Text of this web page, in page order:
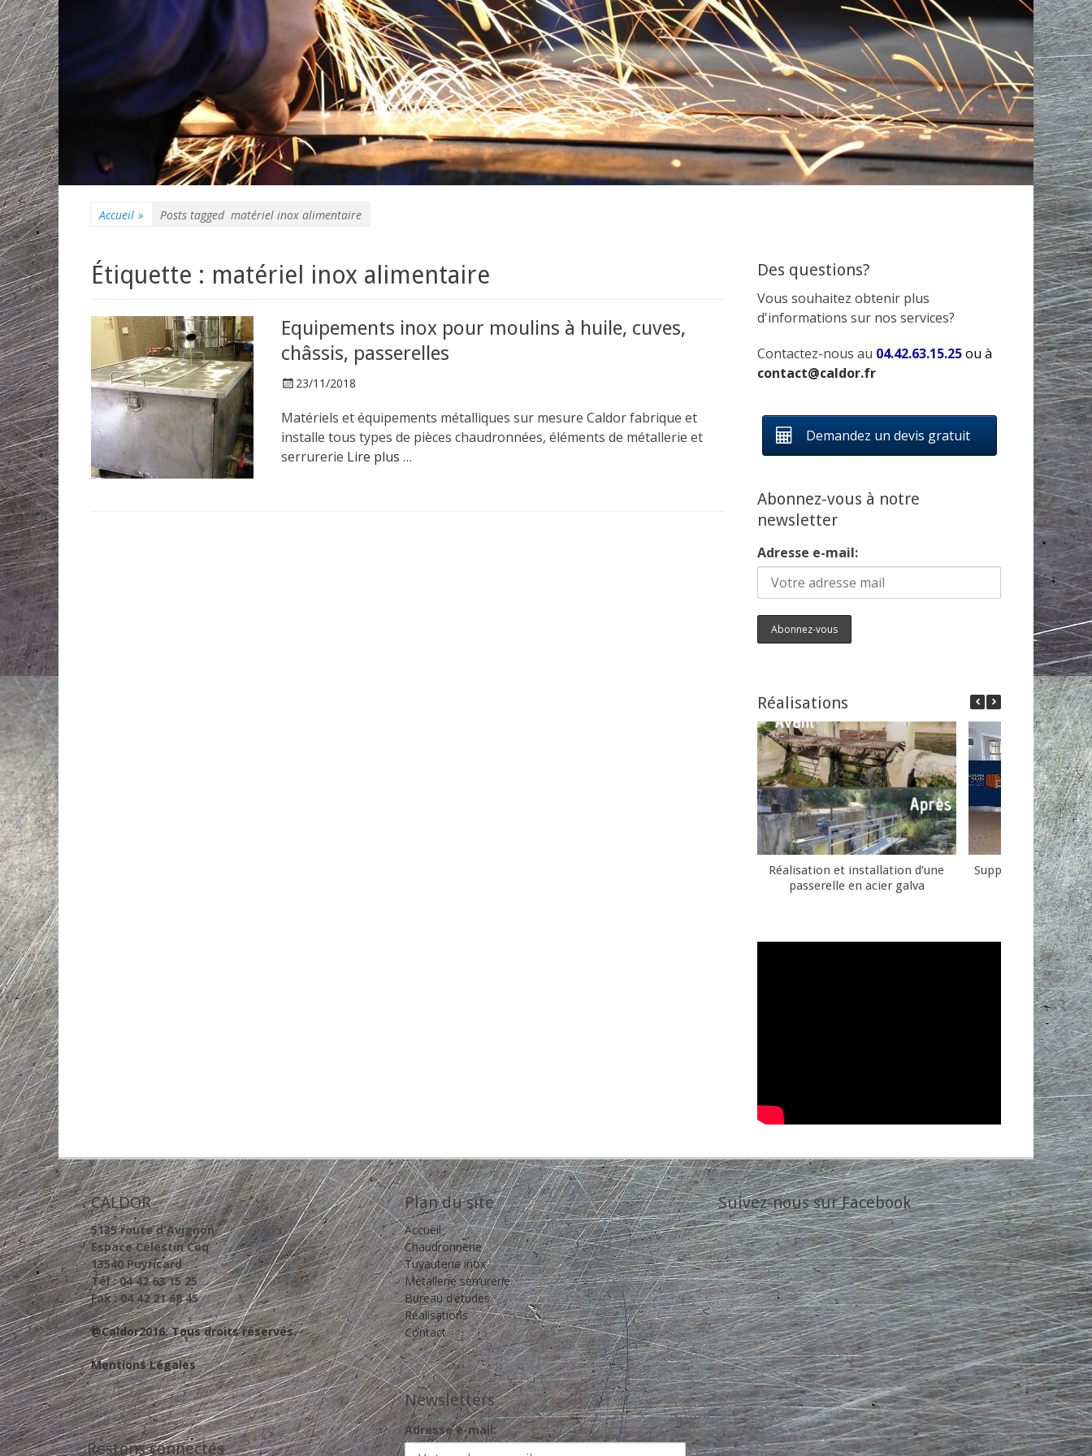
Accueil » Posts tagged matériel inox alimentaire
Étiquette : matériel inox alimentaire
Equipements inox pour moulins à huile, cuves,
châssis, passerelles
P
s
t
e
23/11/2018
Matériels et équipements métalliques sur mesure Caldor fabrique et
installe tous types de pièces chaudronnées, éléments de métallerie et
serrurerie Lire plus …
Des questions?
Vous souhaitez obtenir plus
d'informations sur nos services?
Contactez-nous au 04.42.63.15.25ou à
contact@caldor.fr
Demandez un devis gratuit
Abonnez-vous à notre
newsletter
Adresse e-mail:
Réalisations
Réalisation et installation d’une
passerelle en acier galva
Support métallique
CALDOR
5135 route d'Avignon
Espace Célestin Coq
13540 Puyricard
Tél : 04 42 63 15 25
Fax : 04 42 21 68 45
@Caldor2016. Tous droits réservés.
Mentions Légales
Restons connectés
Plan du site
Accueil
Chaudronnerie
Tuyauterie inox
Métallerie serrurerie
Bureau d’études
Réalisations
Contact
Newsletters
Adresse e-mail:
Suivez-nous sur Facebook